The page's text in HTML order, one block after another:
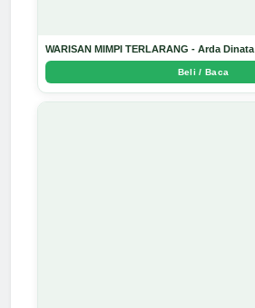
WARISAN MIMPI TERLARANG - Arda Dinata
Beli / Baca